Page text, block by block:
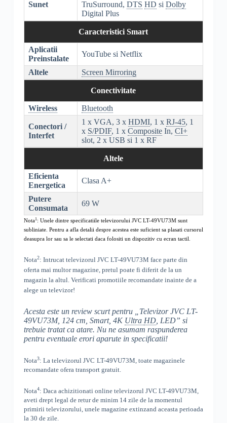
Sunet TruSurround, DTS HD si Dolby
Digital Plus
Caracteristici Smart
Aplicatii
Preinstalate
YouTube si Netflix
Altele Screen Mirroring
Conectivitate
Wireless Bluetooth
Conectori /
Interfet
1 x VGA, 3 x HDMI, 1 x RJ-45, 1
x S/PDIF, 1 x CompositeIn, CI+
slot, 2 x USB si 1 x RF
Altele
Eficienta
Energetica
Clasa A+
Putere
Consumata
69 W
Nota1: Unele dintre specificatiile televizorului JVC LT-49VU73Msunt
subliniate. Pentru a afla detalii despre acestea este suficient sa plasati cursorul
deasupra lor sau sa le selectati daca folositi un dispozitiv cu ecran tactil.
Nota2: Intrucat televizorul JVC LT-49VU73M face parte din
oferta mai multor magazine, pretul poate fi diferit de la un
magazin la altul. Verificati promotiile recomandate inainte de a
alege un televizor!
Acesta este un review scurt pentru „ Televizor JVC LT-
49VU73M, 124 cm, Smart, 4K Ultra HD, LED” si
trebuie tratat ca atare. Nu ne asumam raspunderea
pentru eventuale erori aparute in specificatii!
Nota3: La televizorul JVC LT-49VU73M, toatemagazinele
recomandate ofera transport gratuit.
Nota4: Daca achizitionati online televizorul JVC LT-49VU73M,
aveti drept legal de retur de minim 14 zile de la momentul
primirii televizorului, unele magazine extinzand aceasta perioada
la 30 de zile.